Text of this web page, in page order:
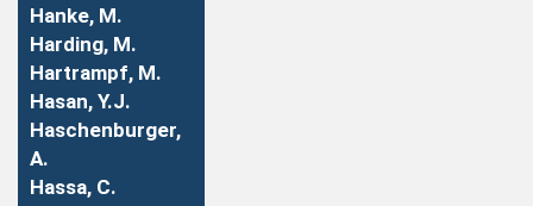
Hanke, M.
Harding, M.
Hartrampf, M.
Hasan, Y.J.
Haschenburger,
A.
Hassa, C.